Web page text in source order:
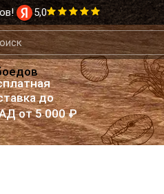
5,0
до
от 5 000 ₽